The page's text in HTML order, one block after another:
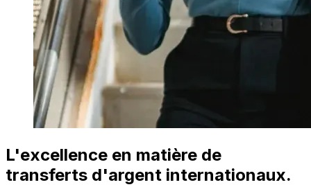
L'excellence en matière de
transferts d'argent internationaux.